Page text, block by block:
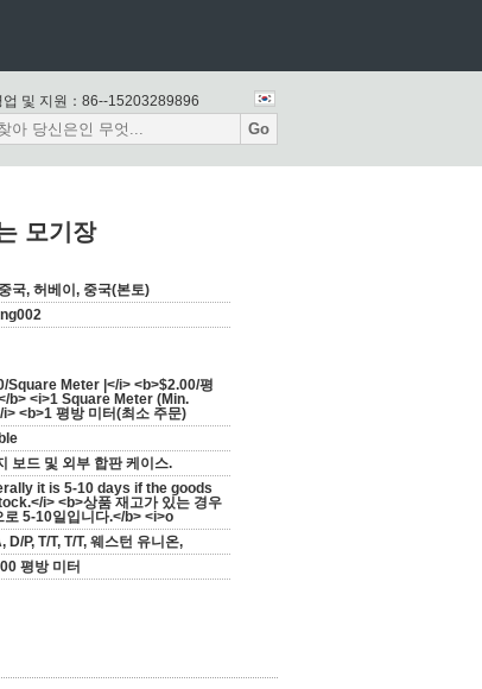
업 및 지원： 86--15203289896
Go
모기장
국, 허베이, 중국(본토)
Square Meter |</i> <b>$2.00/평
b> <i>1 Square Meter (Min.
<b>1 평방 미터(최소 주문)
보드 및 외부 합판 케이스.
it is 5-10 days if the goods
i> <b>상품 재고가 있는 경우
로 5-10일입니다.</b> <i>o
D/P, T/T, T/T, 웨스턴 유니온,
평방 미터